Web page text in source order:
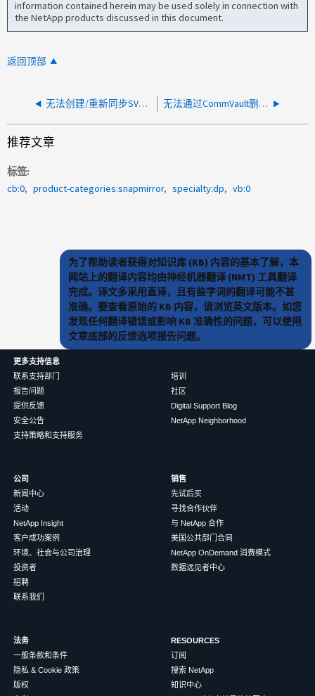
information contained herein may be used solely in connection with
the NetApp products discussed in this document.
返回顶部
无法创建/重新同步SVM DR关系 无法通过CommVault删除IntelliSnap快照
推荐文章
标签
cb:0
product-categories:snapmirror specialty:dp vb:0
为了帮助读者获得对知识库 (KB) 内容的基本了解，本
网站上的翻译内容均由神经机器翻译 (NMT) 工具翻译
完成。译文多采用直译，且有些字词的翻译可能不甚
准确。要查看原始的 KB 内容，请浏览英文版本。如您
发现任何翻译错误或影响 KB 准确性的问题，可以使用
文章底部的反馈选项报告问题。
更多支持信息
联系支持部门
报告问题
提供反馈
安全公告
支持策略和支持服务
培训
社区
Digital Support Blog
NetApp Neighborhood
公司
新闻中心
活动
NetApp Insight
客户成功案例
环境、社会与公司治理
投资者
招聘
联系我们
销售
先试后买
寻找合作伙伴
与 NetApp 合作
美国公共部门合同
NetApp OnDemand 消费模式
数据远见者中心
法务
一般条款和条件
隐私 & Cookie 政策
版权
RESOURCES
订阅
搜索 NetApp
知识中心